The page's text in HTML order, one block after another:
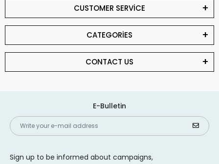
CUSTOMER SERVİCE
CATEGORİES
CONTACT US
E-Bulletin
Sign up to be informed about campaigns,